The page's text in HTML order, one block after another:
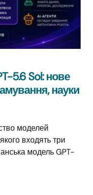
5.6 Sol: нове
науки
моделей
входять три
модель GPT-